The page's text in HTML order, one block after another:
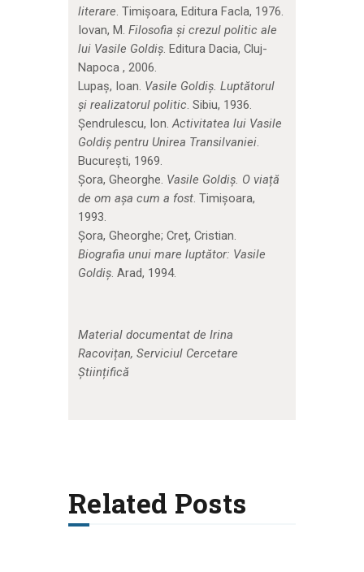
literare. Timişoara, Editura Facla, 1976.
Iovan, M. Filosofia şi crezul politic ale
lui Vasile Goldiş. Editura Dacia, Cluj-
Napoca , 2006.
Lupaș, Ioan. Vasile Goldiș. Luptătorul
și realizatorul politic. Sibiu, 1936.
Șendrulescu, Ion.Activitatea lui Vasile
Goldiș pentru Unirea Transilvaniei.
București, 1969.
Șora, Gheorghe. Vasile Goldiș. O viață
de om așa cum a fost. Timișoara,
1993.
Șora, Gheorghe; Creț, Cristian.
Biografia unui mare luptător: Vasile
Goldiș. Arad, 1994.
Material documentat de Irina
Racovițan, Serviciul Cercetare
Științifică
Related Posts